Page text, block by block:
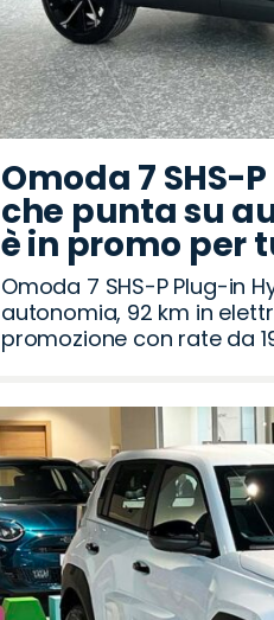
Omoda 7 SHS-
che punta su
è in promo per
Omoda 7 SHS-P Plug-in
autonomia, 92 km in
promozione con rate da